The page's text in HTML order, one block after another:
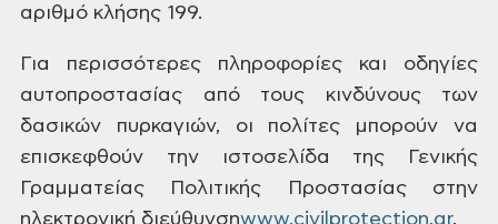
αριθμό κλήσης 199.
Για περισσότερες πληροφορίες και οδηγίες
αυτοπροστασίας από τους κινδύνους των
δασικών πυρκαγιών, οι πολίτες μπορούν να
επισκεφθούν την ιστοσελίδα της Γενικής
Γραμματείας Πολιτικής Προστασίας στην
ηλεκτρονική διεύθυνσηwww.civilprotection.gr.